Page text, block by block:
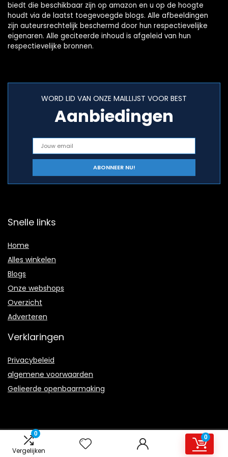
0
Vergelijken
0
biedt die beschikbaar zijn op amazon en u op de hoogte
houdt via de laatst toegevoegde blogs. Alle afbeeldingen
zijn auteursrechtelijk beschermd door hun respectievelijke
eigenaren. Alle geciteerde inhoud is afgeleid van hun
respectievelijke bronnen.
WORD LID VAN ONZE MAILLIJST VOOR BEST
Aanbiedingen
Snelle links
Home
Alles winkelen
Blogs
Onze webshops
Overzicht
Adverteren
Verklaringen
Privacybeleid
algemene voorwaarden
Gelieerde openbaarmaking
2023 © Onnodeonwetende.nl Alle rechten voorbehouden